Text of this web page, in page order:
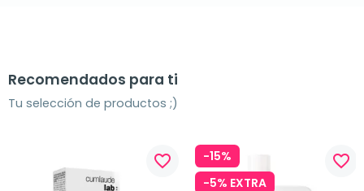
Recomendados para ti
Tu selección de productos ;)
favorite_border
-15%
-5% EXTRA
favorite_border